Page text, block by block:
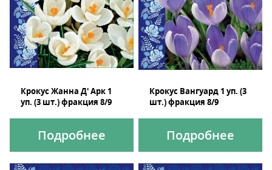
Крокус Жанна Д' Арк 1
уп. (3 шт.) фракция 8/9
Подробнее
Крокус Вангуард 1 уп. (3
шт.) фракция 8/9
Подробнее